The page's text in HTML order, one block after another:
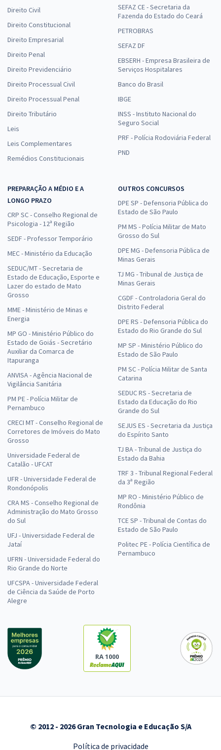
Direito Civil
Direito Constitucional
Direito Empresarial
Direito Penal
Direito Previdenciário
Direito Processual Civil
Direito Processual Penal
Direito Tributário
Leis
Leis Complementares
Remédios Constitucionais
SEFAZ CE - Secretaria da
Fazenda do Estado do Ceará
PETROBRAS
SEFAZ DF
EBSERH - Empresa Brasileira de
Serviços Hospitalares
Banco do Brasil
IBGE
INSS - Instituto Nacional do
Seguro Social
PRF - Polícia Rodoviária Federal
PND
PREPARAÇÃO A MÉDIO E A
LONGO PRAZO
CRP SC - Conselho Regional de
Psicologia - 12ª Região
SEDF - Professor Temporário
MEC - Ministério da Educação
SEDUC/MT - Secretaria de
Estado de Educação, Esporte e
Lazer do estado de Mato
Grosso
MME - Ministério de Minas e
Energia
MP GO - Ministério Público do
Estado de Goiás - Secretário
Auxiliar da Comarca de
Itapuranga
ANVISA - Agência Nacional de
Vigilância Sanitária
PM PE - Polícia Militar de
Pernambuco
CRECI MT - Conselho Regional de
Corretores de Imóveis do Mato
Grosso
Universidade Federal de
Catalão - UFCAT
UFR - Universidade Federal de
Rondonópolis
CRA MS - Conselho Regional de
Administração do Mato Grosso
do Sul
UFJ - Universidade Federal de
Jataí
UFRN - Universidade Federal do
Rio Grande do Norte
UFCSPA - Universidade Federal
de Ciência da Saúde de Porto
Alegre
OUTROS CONCURSOS
DPE SP - Defensoria Pública do
Estado de São Paulo
PM MS - Polícia Militar de Mato
Grosso do Sul
DPE MG - Defensoria Pública de
Minas Gerais
TJ MG - Tribunal de Justiça de
Minas Gerais
CGDF - Controladoria Geral do
Distrito Federal
DPE RS - Defensoria Pública do
Estado do Rio Grande do Sul
MP SP - Ministério Público do
Estado de São Paulo
PM SC - Polícia Militar de Santa
Catarina
SEDUC RS - Secretaria de
Estado da Educação do Rio
Grande do Sul
SEJUS ES - Secretaria da Justiça
do Espírito Santo
TJ BA - Tribunal de Justiça do
Estado da Bahia
TRF 3 - Tribunal Regional Federal
da 3ª Região
MP RO - Ministério Público de
Rondônia
TCE SP - Tribunal de Contas do
Estado de São Paulo
Politec PE - Polícia Científica de
Pernambuco
RA 1000
© 2012 - 2026 Gran Tecnologia e Educação S/A
Política de privacidade